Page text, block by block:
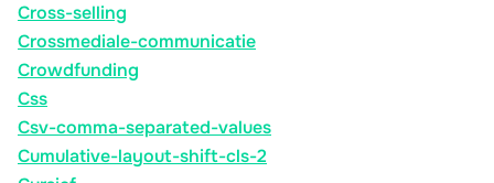
Cross-selling
Crossmediale-communicatie
Crowdfunding
Css
Csv-comma-separated-values
Cumulative-layout-shift-cls-2